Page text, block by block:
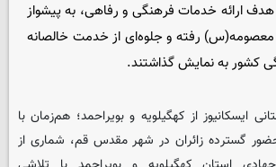
ارائه خدمات فرهنگی و رفاهی، به پیشواز
رفته و جلوه‌ای از خدمت خالصانه
کشور به نمایش گذاشتند.
ایسکانیوز از کهگیلویه و بویراحمد؛ هم‌زمان با
گسترده زائران در شهر مقدس قم، شماری از